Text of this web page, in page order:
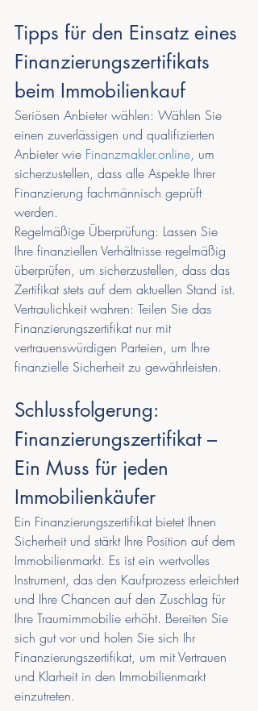
Tipps für den Einsatz eines
Finanzierungszertifikats
beim Immobilienkauf
Seriösen Anbieter wählen: Wählen Sie
einen zuverlässigen und qualifizierten
Anbieter wie Finanzmakler.online, um
sicherzustellen, dass alle Aspekte Ihrer
Finanzierung fachmännisch geprüft
werden.
Regelmäßige Überprüfung: Lassen Sie
Ihre finanziellen Verhältnisse regelmäßig
überprüfen, um sicherzustellen, dass das
Zertifikat stets auf dem aktuellen Stand ist.
Vertraulichkeit wahren: Teilen Sie das
Finanzierungszertifikat nur mit
vertrauenswürdigen Parteien, um Ihre
finanzielle Sicherheit zu gewährleisten.
Schlussfolgerung:
Finanzierungszertifikat –
Ein Muss für jeden
Immobilienkäufer
Ein Finanzierungszertifikat bietet Ihnen
Sicherheit und stärkt Ihre Position auf dem
Immobilienmarkt. Es ist ein wertvolles
Instrument, das den Kaufprozess erleichtert
und Ihre Chancen auf den Zuschlag für
Ihre Traumimmobilie erhöht. Bereiten Sie
sich gut vor und holen Sie sich Ihr
Finanzierungszertifikat, um mit Vertrauen
und Klarheit in den Immobilienmarkt
einzutreten.